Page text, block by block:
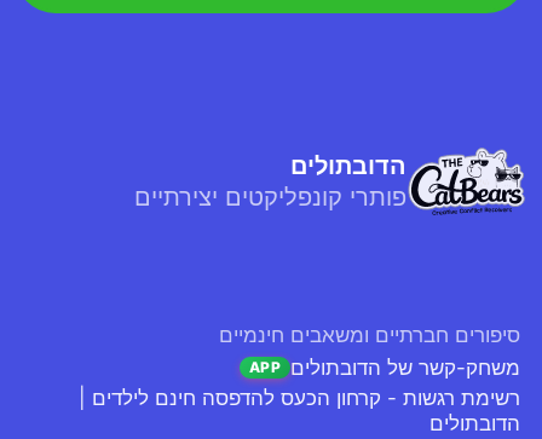
הדובתולים
פותרי קונפליקטים יצירתיים
סיפורים חברתיים ומשאבים חינמיים
משחק-קשר של הדובתולים APP
רשימת רגשות - קרחון הכעס להדפסה חינם לילדים |
הדובתולים